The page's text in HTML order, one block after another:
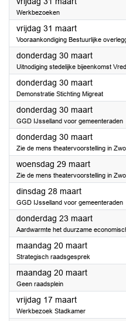
Werkbezoeken
vrijdag 31 maart2023
Vooraankondiging Bestuurlijke
donderdag 30 maart2023
Uitnodiging stedelijke bijeenkomst
donderdag 30 maart2023
Demonstratie Stichting Migreat
donderdag 30 maart2023
GGD IJsselland voor gemeenteraden
donderdag 30 maart2023
Zie de mens theatervoorstelling in
woensdag 29 maart2023
Zie de mens theatervoorstelling in
dinsdag 28 maart2023
GGD IJsselland voor gemeenteraden
donderdag 23 maart2023
Aardwarmte het duurzame
maandag 20 maart2023
Strategisch raadsgesprek
maandag 20 maart2023
Geen raadsplein
vrijdag 17 maart2023
Werkbezoek Stadkamer